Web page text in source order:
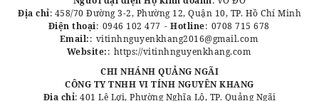
Địa chỉ: 458/70 Đường 3-2, Phường 12, Quận 10, TP. Hồ Chí Minh
Điện thoại: 0946 102 477 - Hotline: 0708 715 678
Email:: vitinhnguyenkhang2016@gmail.com
Website:: https://vitinhnguyenkhang.com
CHI NHÁNH QUẢNG NGÃI
CÔNG TY TNHH VI TÍNH NGUYÊN KHANG
Địa chỉ: 401 Lê Lợi, Phường Nghĩa Lộ, TP. Quảng Ngãi